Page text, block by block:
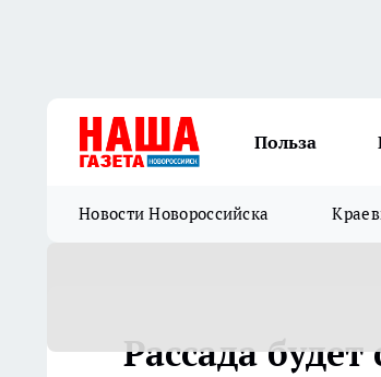
Польза
Новости Новороссийска
Рассада